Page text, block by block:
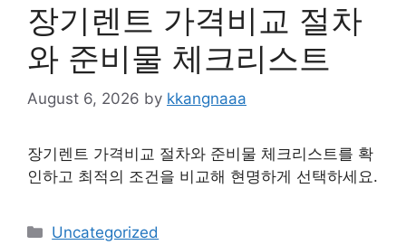
장기렌트 가격비교 절차
와 준비물 체크리스트
August 6, 2026 by kkangnaaa
장기렌트 가격비교 절차와 준비물 체크리스트를 확
인하고 최적의 조건을 비교해 현명하게 선택하세요.
Categories
Uncategorized